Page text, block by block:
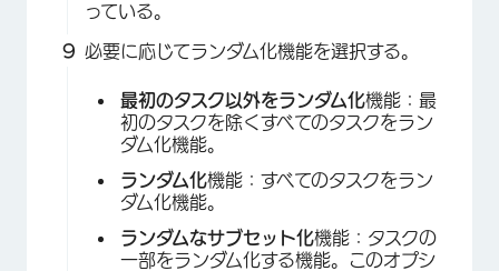
っている。
必要に応じてランダム化機能を選択する。
最初のタスク以外をランダム化機能：最
初のタスクを除くすべてのタスクをラン
ダム化機能。
ランダム化機能：すべてのタスクをラン
ダム化機能。
ランダムなサブセット化機能：タスクの
一部をランダム化する機能。このオプシ